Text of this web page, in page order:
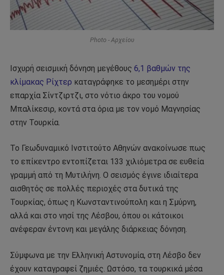
Photo - Αρχείου
Ισχυρή σεισμική δόνηση μεγέθους 6,1 βαθμών της
κλίμακας Ρίχτερ καταγράφηκε το μεσημέρι στην
επαρχία Σίντζιρτζι, στο νότιο άκρο του νομού
Μπαλίκεσιρ, κοντά στα όρια με τον νομό Μαγνησίας
στην Τουρκία.
Το Γεωδυναμικό Ινστιτούτο Αθηνών ανακοίνωσε πως
το επίκεντρο εντοπίζεται 133 χιλιόμετρα σε ευθεία
γραμμή από τη Μυτιλήνη. Ο σεισμός έγινε ιδιαίτερα
αισθητός σε πολλές περιοχές στα δυτικά της
Τουρκίας, όπως η Κωνσταντινούπολη και η Σμύρνη,
αλλά και στο νησί της Λέσβου, όπου οι κάτοικοι
ανέφεραν έντονη και μεγάλης διάρκειας δόνηση.
Σύμφωνα με την Ελληνική Αστυνομία, στη Λέσβο δεν
έχουν καταγραφεί ζημιές. Ωστόσο, τα τουρκικά μέσα